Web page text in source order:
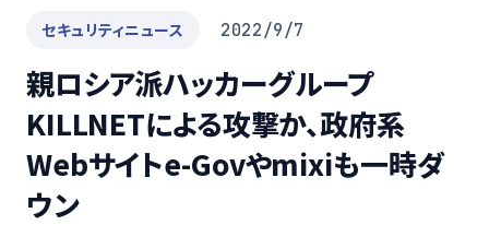
セキュリティニュース 2022/9/7
親ロシア派ハッカーグループ
KILLNETによる攻撃か、政府系
Webサイトe-Govやmixiも一時ダ
ウン